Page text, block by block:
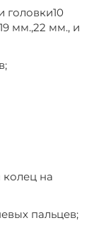
головки10
мм.,22 мм., и
колец на
пальцев;